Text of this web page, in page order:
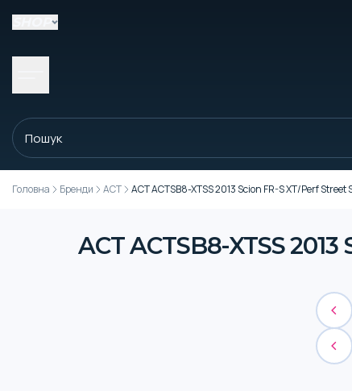
Головна Бренди ACT ACT ACTSB8-XTSS 2013 Scion FR-S XT/Perf
ACT ACTSB8-XTSS